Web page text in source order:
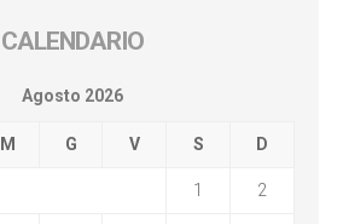
CALENDARIO
Agosto 2026
M G V S D
1 2